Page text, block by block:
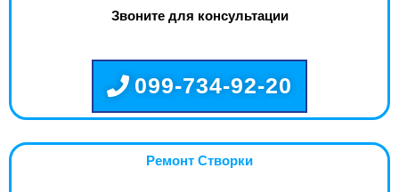
Звоните для консультации
099-734-92-20
Ремонт Створки